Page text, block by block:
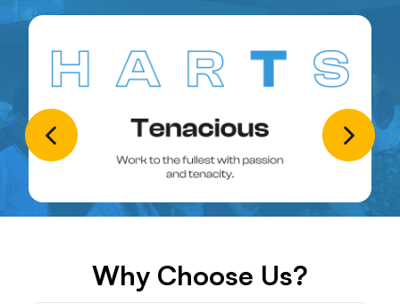
Why Choose Us?